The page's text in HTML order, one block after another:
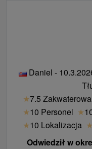
Daniel -
★7.5
★10 Personel ★
★10 Lokalizacja ★
Odwiedził w